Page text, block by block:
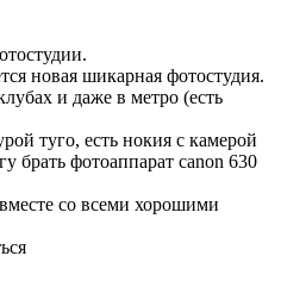
новая шикарная фотостудия.
и даже в метро (есть
туго, есть нокия с камерой
брать фотоаппарат canon 630
со всеми хорошими